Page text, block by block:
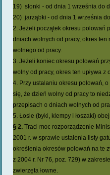
19) słonki - od dnia 1 września do
20) jarząbki - od dnia 1 września
2. Jeżeli początek okresu polowań
dniach wolnych od pracy, okres
wolnego od pracy.
3. Jeżeli koniec okresu polowań
wolny od pracy, okres ten upływa
4. Przy ustalaniu okresu polowań,
się, że dzień wolny od pracy to
przepisach o dniach wolnych od
5. Łosie (byki, klempy i łoszaki)
§ 2. Traci moc rozporządzenie
2001 r. w sprawie ustalenia listy
określenia okresów polowań na te
z 2004 r. Nr 76, poz. 729) w
zwierzęta łowne.